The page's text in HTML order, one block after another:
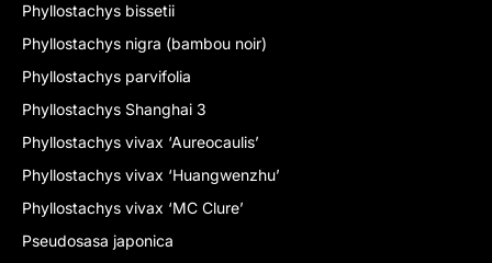
Phyllostachys bissetii
Phyllostachys nigra (bambou noir)
Phyllostachys parvifolia
Phyllostachys Shanghai 3
Phyllostachys vivax ‘Aureocaulis’
Phyllostachys vivax ‘Huangwenzhu’
Phyllostachys vivax ‘MC Clure’
Pseudosasa japonica